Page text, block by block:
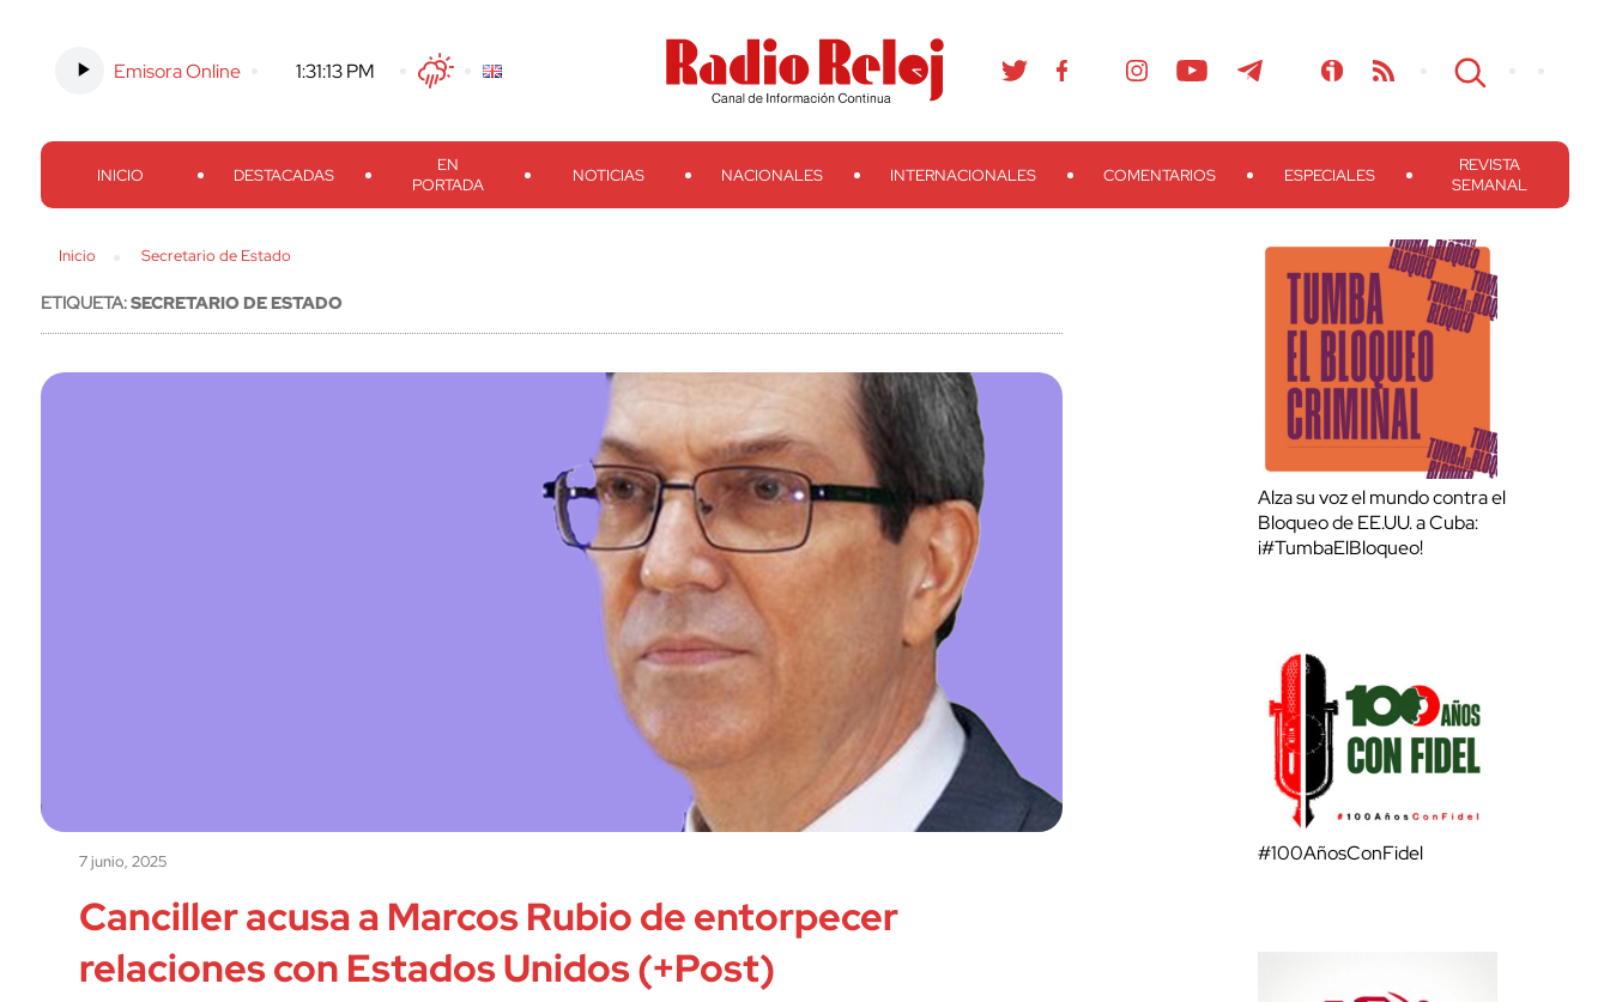
Emisora Online 1:31:14 PM TwitterFacebook
Threads
Instagram TelegramTeveo Ivoox RSS Search
INICIO DESTACADAS
EN
PORTADA
NOTICIAS NACIONALES INTERNACIONALES COMENTARIOS ESPECIALES
REVISTA
SEMANAL
Inicio Secretario de Estado
ETIQUETA:SECRETARIO DE ESTADO
7 junio, 2025
Canciller acusa a Marcos Rubio de entorpecer
relaciones con Estados Unidos (+Post)
Alza su voz el mundo contra el
Bloqueo de EE.UU. a Cuba:
¡#TumbaElBloqueo!
#100AñosConFidel